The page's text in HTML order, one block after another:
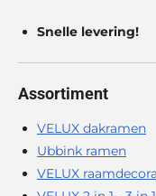
Snelle levering!
Assortiment
VELUX dakramen
Ubbink ramen
VELUX